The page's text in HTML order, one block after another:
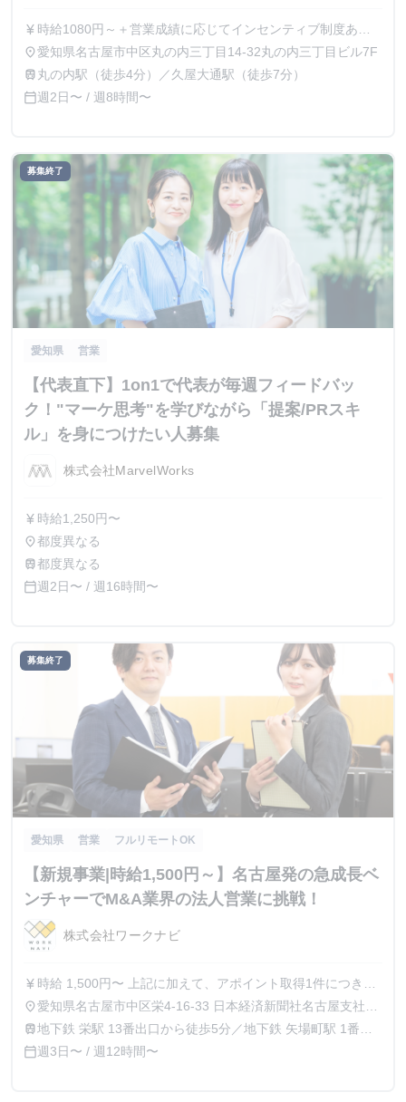
currency_yen 時給1080円～＋営業成績に応じてインセンティブ制度あり
※インセンティブ制度の詳細は面接時にご説明いたします。
place愛知県名古屋市中区丸の内三丁目14-32丸の内三丁目ビル7F
train 丸の内駅（徒歩4分）／久屋大通駅（徒歩7分）
calendar_today週2日〜 / 週8時間〜
募集終了
愛知県 営業
【代表直下】1on1で代表が毎週フィードバッ
ク！"マーケ思考"を学びながら「提案/PRスキ
ル」を身につけたい人募集
株式会社MarvelWorks
currency_yen 時給1,250円〜
place都度異なる
train都度異なる
calendar_today週2日〜 / 週16時間〜
募集終了
愛知県 営業 フルリモートOK
【新規事業|時給1,500円～】名古屋発の急成長ベ
ンチャーでM&A業界の法人営業に挑戦！
株式会社ワークナビ
currency_yen 時給 1,500円〜 上記に加えて、アポイント取得1件につき
5,000円～のインセンティブを付与
place愛知県名古屋市中区栄4-16-33 日本経済新聞社名古屋支社ビ
ル5階
train地下鉄 栄駅 13番出口から徒歩5分／地下鉄 矢場町駅 1番出
口から徒歩5分
calendar_today週3日〜 / 週12時間〜